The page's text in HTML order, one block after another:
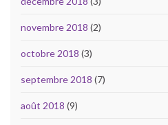
novembre 2018 (2)
octobre 2018 (3)
septembre 2018 (7)
août 2018 (9)